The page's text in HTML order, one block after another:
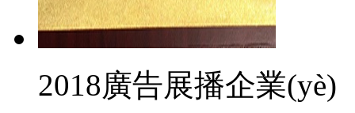
2018廣告展播企業(yè)